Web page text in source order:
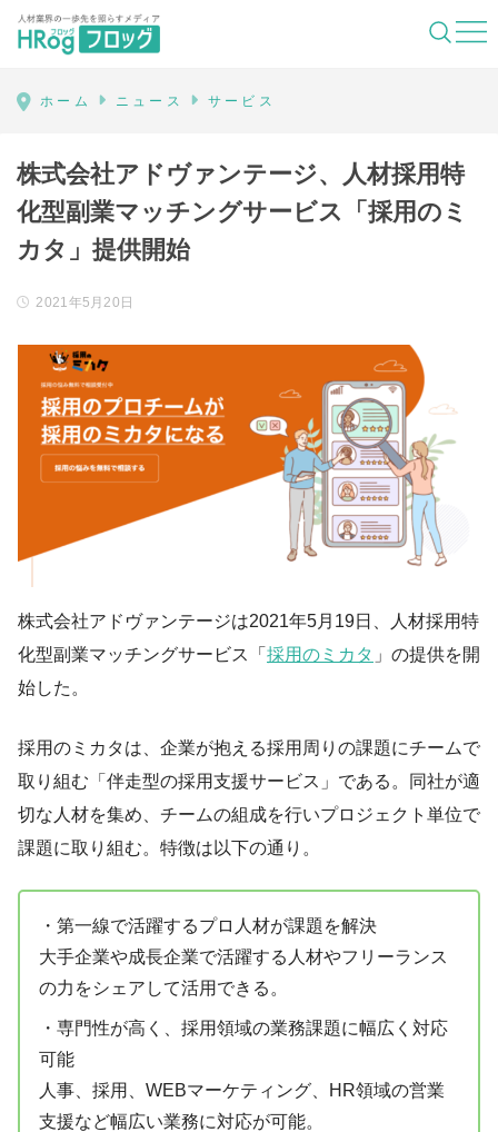
HRog | 人材業界の一歩先を照らすメディ
ホーム ニュース サービス
株式会社アドヴァンテージ、人材採用特
化型副業マッチングサービス「採用のミ
カタ」提供開始
2021年5月20日
株式会社アドヴァンテージは2021年5月19日、人材採用特
化型副業マッチングサービス「 採用のミカタ 」の提供を開
始した。
採用のミカタは、企業が抱える採用周りの課題にチームで
取り組む「伴走型の採用支援サービス」である。同社が適
切な人材を集め、チームの組成を行いプロジェクト単位で
課題に取り組む。特徴は以下の通り。
・第一線で活躍するプロ人材が課題を解決
大手企業や成長企業で活躍する人材やフリーランス
の力をシェアして活用できる。
・専門性が高く、採用領域の業務課題に幅広く対応
可能
⼈事、採⽤、WEBマーケティング、HR領域の営業
⽀援など幅広い業務に対応が可能。